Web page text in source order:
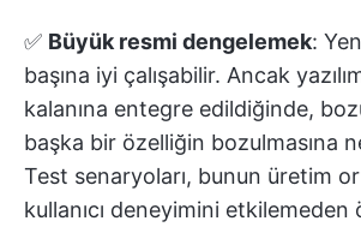
✅ Büyük resmi dengelemek:
başına iyi çalışabilir. Ancak
kalanına entegre edildiğinde,
başka bir özelliğin bozulmasına
Test senaryoları, bunun üretim
kullanıcı deneyimini